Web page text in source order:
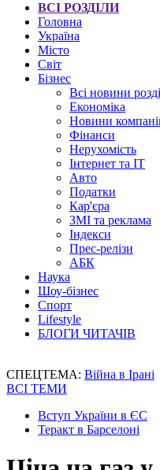
ВСІ РОЗДІЛИ
Головна
Україна
Місто
Світ
Бізнес
Всі новини
Економіка
Новини
Фінанси
Нерухомість
Інтернет та IT
Авто
Податки
Кар'єра
ЗМІ та реклама
Індекси
Прес-релізи
АБК
Наука
Шоу-бізнес
Спорт
Lifestyle
БЛОГИ ЧИТАЧІВ
СПЕЦТЕМА: Війна в Ірані
ВСІ ТЕМИ
Вступ України в ЄС
Теракт в Барселоні